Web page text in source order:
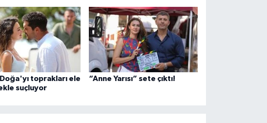
toprakları ele
suçluyor
“Anne Yarısı” sete çıktı!